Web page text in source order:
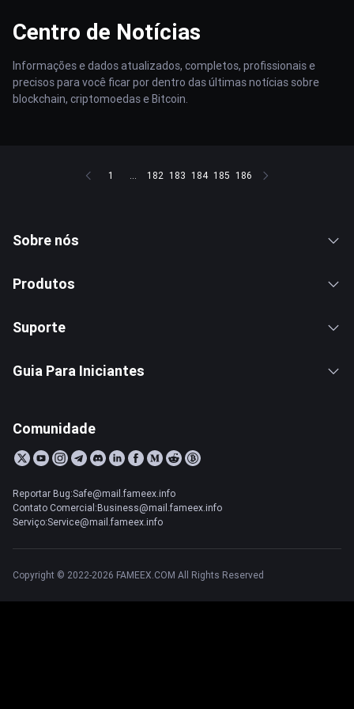
Centro de Notícias
Informações e dados atualizados, completos, profissionais e
precisos para você ficar por dentro das últimas notícias sobre
blockchain, criptomoedas e Bitcoin.
1 ... 182 183 184 185 186
Sobre nós
Produtos
Suporte
Guia Para Iniciantes
Comunidade
Reportar Bug:Safe@mail.fameex.info
Contato Comercial:Business@mail.fameex.info
Serviço:Service@mail.fameex.info
Copyright © 2022-2026 FAMEEX.COM All Rights Reserved